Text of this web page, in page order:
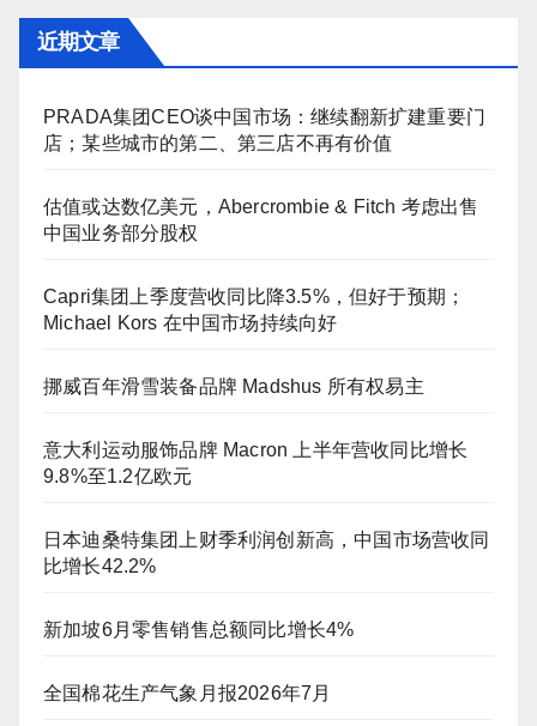
近期文章
PRADA集团CEO谈中国市场：继续翻新扩建重要门
店；某些城市的第二、第三店不再有价值
估值或达数亿美元，Abercrombie & Fitch 考虑出售
中国业务部分股权
Capri集团上季度营收同比降3.5%，但好于预期；
Michael Kors 在中国市场持续向好
挪威百年滑雪装备品牌 Madshus 所有权易主
意大利运动服饰品牌 Macron 上半年营收同比增长
9.8%至1.2亿欧元
日本迪桑特集团上财季利润创新高，中国市场营收同
比增长42.2%
新加坡6月零售销售总额同比增长4%
全国棉花生产气象月报2026年7月